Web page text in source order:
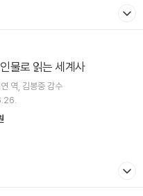
물로 읽는 세계사
역 김봉중감수